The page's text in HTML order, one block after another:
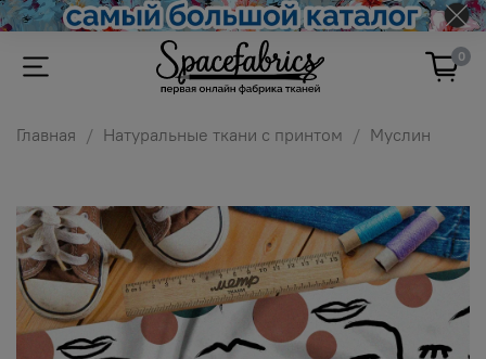
0
Главная Натуральные ткани с принтом Муслин